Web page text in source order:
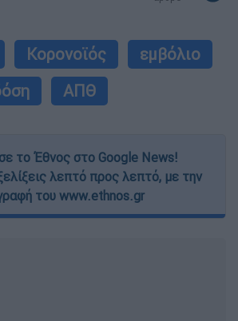
Κορονοϊός
εμβόλιο
ΑΠΘ
το Έθνος στο Google News!
λεπτό προς λεπτό, με την
του www.ethnos.gr